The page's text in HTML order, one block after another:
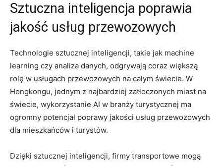
Sztuczna inteligencja poprawia
jakość usług przewozowych
Technologie sztucznej inteligencji, takie jak machine
learning czy analiza danych, odgrywają⁤ coraz większą‍
rolę ​w usługach‌ przewozowych na całym świecie. W
Hongkongu, jednym z⁤ najbardziej zatłoczonych miast na
świecie, wykorzystanie AI⁤ w branży‌ turystycznej⁢ ma
ogromny potencjał poprawy jakości usług ⁤przewozowych
dla mieszkańców i turystów.
Dzięki sztucznej ​inteligencji, firmy transportowe mogą